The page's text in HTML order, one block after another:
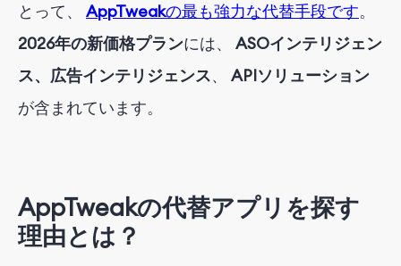
とって、
AppTweakの最も強力な代替手段です。
2026年の新価格プランには、 ASOインテリジェン
ス、広告インテリジェンス、
APIソリューション
が含まれています。
AppTweakの代替アプリを探す
理由とは？